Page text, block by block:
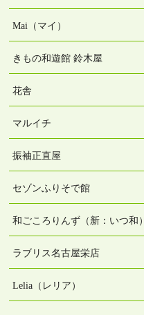
Mai（マイ）
きもの和遊館 鈴木屋
花舎
マルイチ
振袖正直屋
セゾンふりそで館
和ごころりんず（新：いつ和）
ラブリス名古屋栄店
Lelia（レリア）